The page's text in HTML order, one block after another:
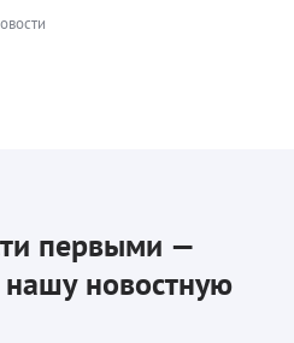
первыми —
новостную